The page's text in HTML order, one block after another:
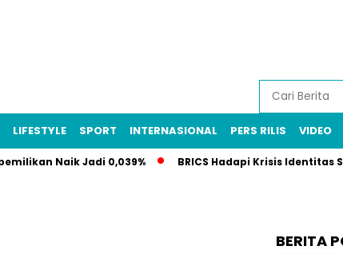
LIFESTYLE SPORT INTERNASIONAL PERS RILIS VIDEO
Naik Jadi 0,039% BRICS Hadapi Krisis Identitas Saat Xi
BERITA